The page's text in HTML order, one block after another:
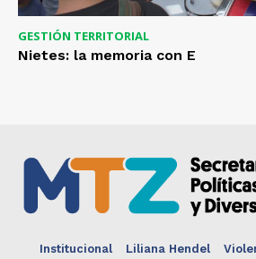
GESTIÓN TERRITORIAL
Nietes: la memoria con E
Institucional Liliana Hendel